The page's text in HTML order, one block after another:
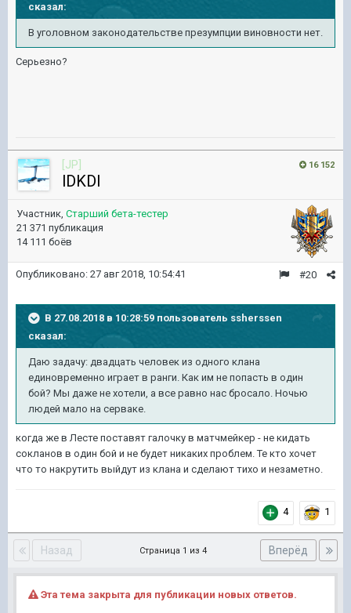
сказал:
В уголовном законодательстве презумпции виновности нет.
Серьезно?
16 152
[JP]
lDKDl
Участник, Старший бета-тестер
21 371 публикация
14 111 боёв
#20
Опубликовано: 27 авг 2018, 10:54:41
В 27.08.2018 в 10:28:59 пользователь ssherssen
сказал:
Даю задачу: двадцать человек из одного клана
единовременно играет в ранги. Как им не попасть в один
бой? Мы даже не хотели, а все равно нас бросало. Ночью
людей мало на серваке.
когда же в Лесте поставят галочку в матчмейкер - не кидать
сокланов в один бой и не будет никаких проблем. Те кто хочет
что то накрутить выйдут из клана и сделают тихо и незаметно.
4 1
Назад Вперёд
Страница 1 из 4
Эта тема закрыта для публикации новых ответов.